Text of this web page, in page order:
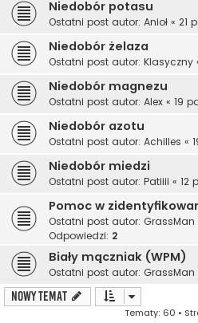
Niedobór potasu
Ostatni post autor: Anioł « 21
Niedobór żelaza
Ostatni post autor: Klasyczny
Niedobór magnezu
Ostatni post autor: Alex « 19
Niedobór azotu
Ostatni post autor: Achilles «
Niedobór miedzi
Ostatni post autor: Patiiii « 12
Pomoc w
Ostatni post autor: GrassMan
Odpowiedzi: 2
Biały mączniak (WPM)
Ostatni post autor: GrassMan
NOWY TEMAT
Tematy: 60 •